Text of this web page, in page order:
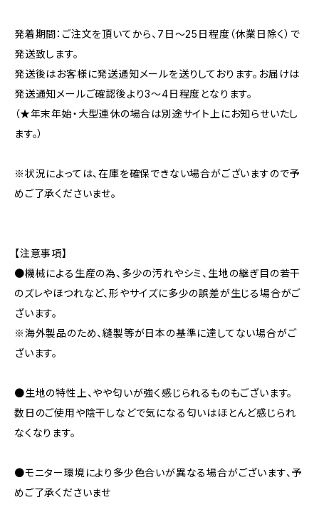
発着期間：ご注文を頂いてから、7日〜25日程度（休業日除く）で
発送致します。
発送後はお客様に発送通知メールを送りしております。お届けは
発送通知メールご確認後より3〜4日程度となります。
（★年末年始・大型連休の場合は別途サイト上にお知らせいたし
ます。）
※状況によっては、在庫を確保できない場合がございますので予
めご了承くださいませ。
【注意事項】
●機械による生産の為、多少の汚れやシミ、生地の継ぎ目の若干
のズレやほつれなど、形やサイズに多少の誤差が生じる場合がご
ざいます。
※海外製品のため、縫製等が日本の基準に達してない場合がご
ざいます。
●生地の特性上、やや匂いが強く感じられるものもございます。
数日のご使用や陰干しなどで気になる匂いはほとんど感じられ
なくなります。
●モニター環境により多少色合いが異なる場合がございます、予
めご了承くださいませ